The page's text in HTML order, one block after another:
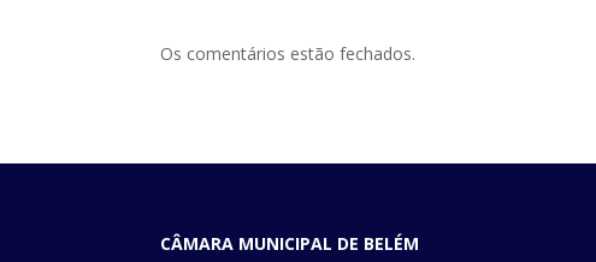
Os comentários estão fechados.
CÂMARA MUNICIPAL DE BELÉM